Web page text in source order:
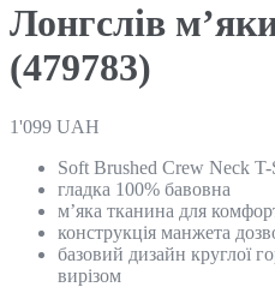
Лонгслів
(479783)
1'099 UAH
Soft Brushed Crew Neck
гладка 100% бавовна
м’яка тканина для
конструкція манжета
базовий дизайн круглої
вирізом